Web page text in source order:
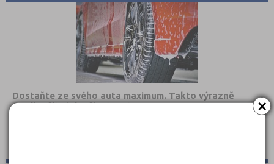
×
Dostaňte ze svého auta maximum. Takto výrazně
prodloužíte jeho životnost